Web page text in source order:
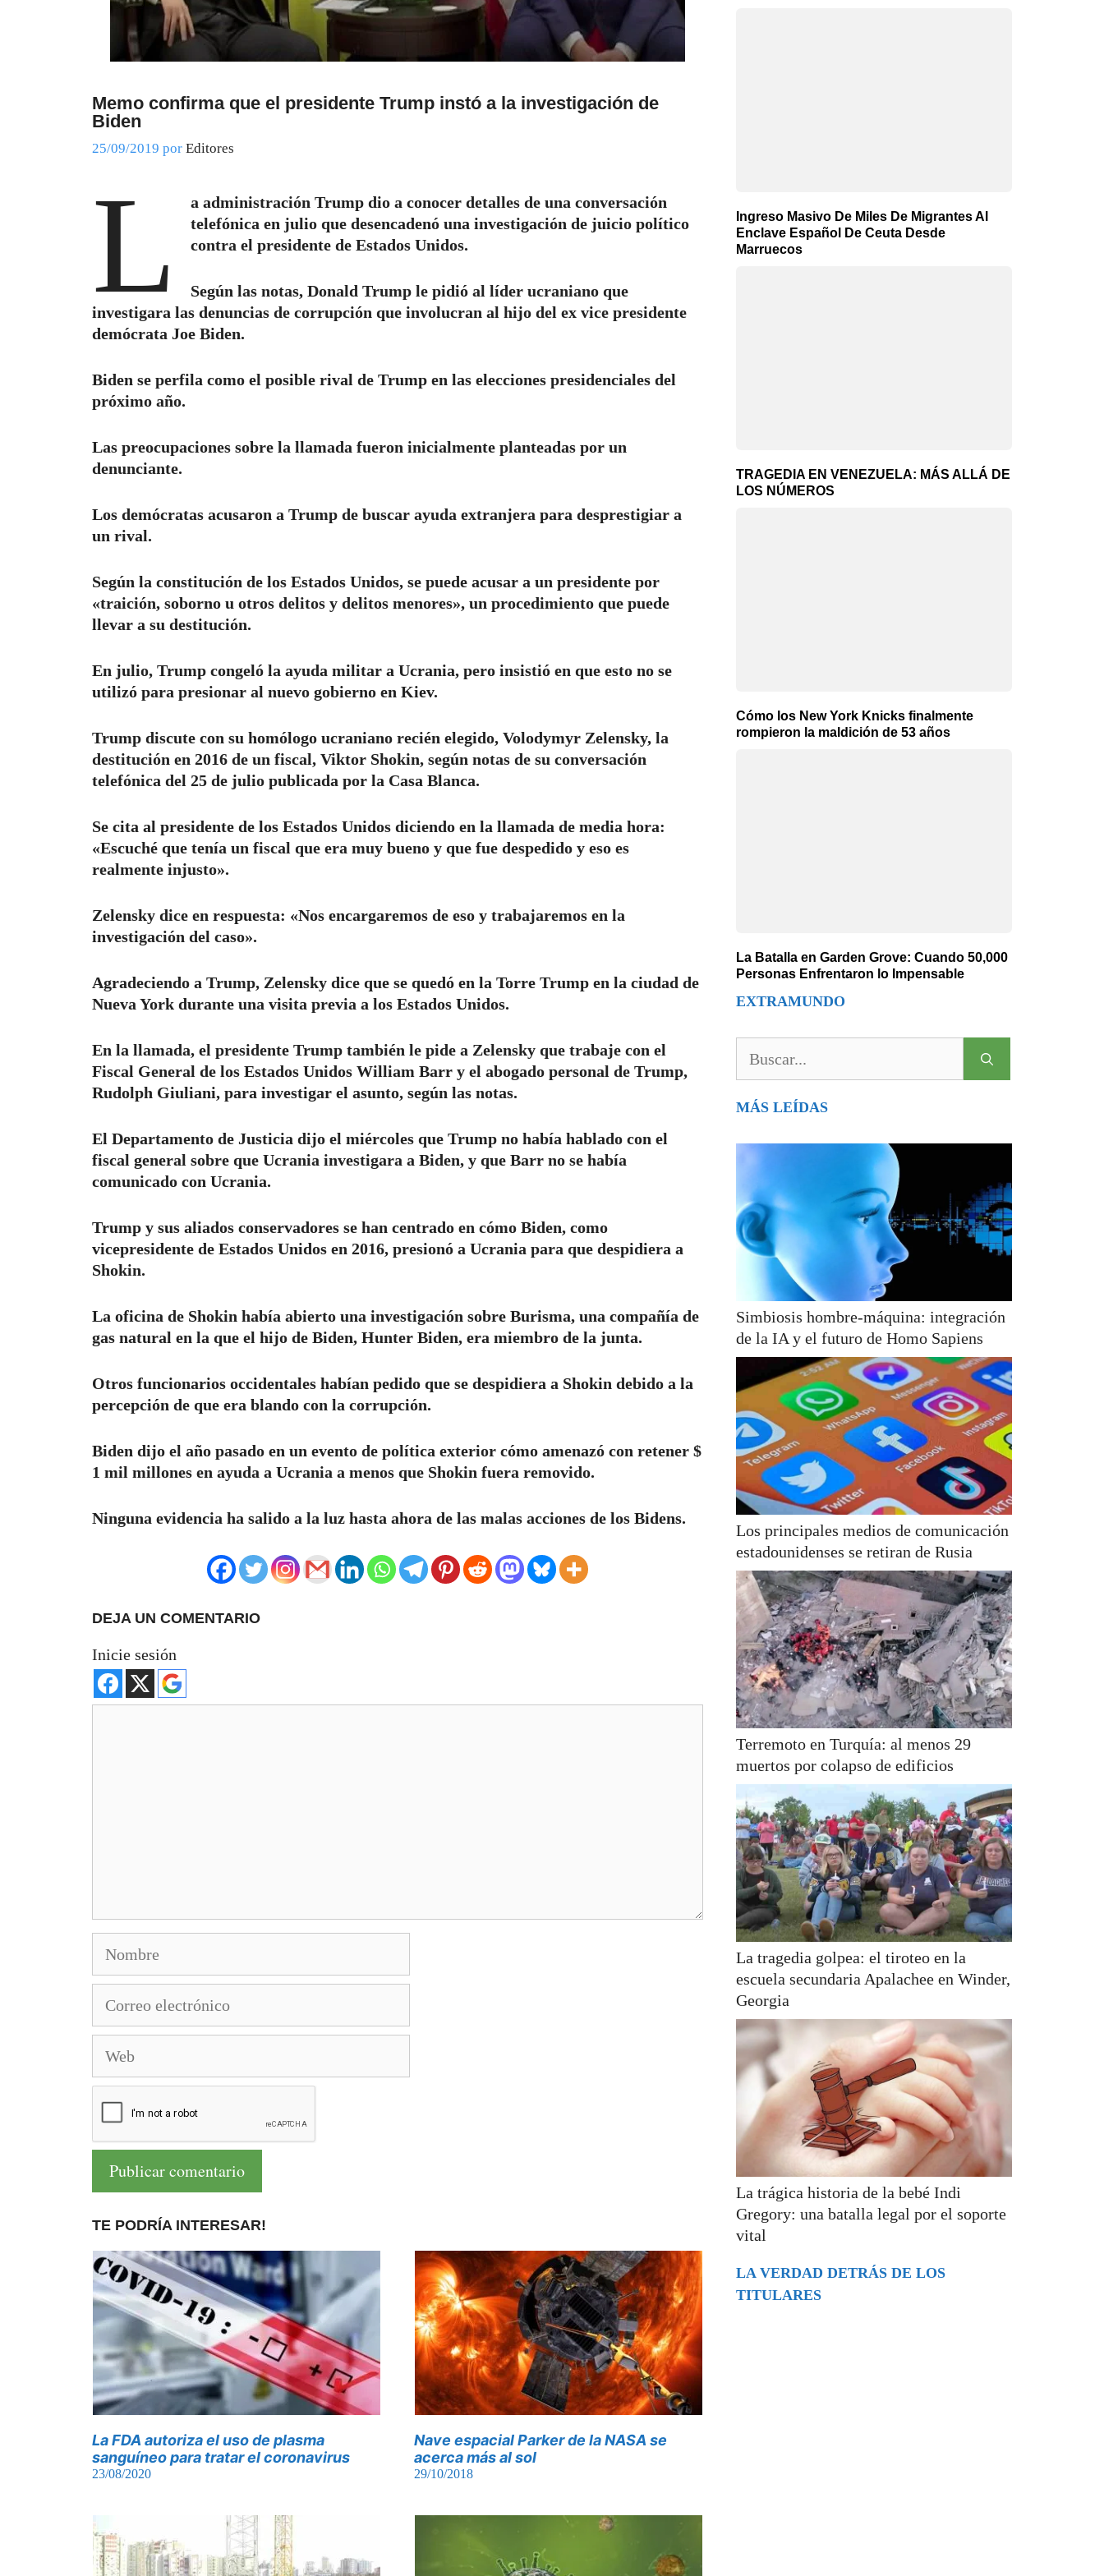
Memo confirma que el presidente Trump instó a la investigación de
Biden
25/09/2019 por Editores
L
a administración Trump dio a conocer detalles de una conversación
telefónica en julio que desencadenó una investigación de juicio político
contra el presidente de Estados Unidos.
Según las notas, Donald Trump le pidió al líder ucraniano que
investigara las denuncias de corrupción que involucran al hijo del ex vice presidente
demócrata Joe Biden.
Biden se perfila como el posible rival de Trump en las elecciones presidenciales del
próximo año.
Las preocupaciones sobre la llamada fueron inicialmente planteadas por un
denunciante.
Los demócratas acusaron a Trump de buscar ayuda extranjera para desprestigiar a
un rival.
Según la constitución de los Estados Unidos, se puede acusar a un presidente por
«traición, soborno u otros delitos y delitos menores», un procedimiento que puede
llevar a su destitución.
En julio, Trump congeló la ayuda militar a Ucrania, pero insistió en que esto no se
utilizó para presionar al nuevo gobierno en Kiev.
Trump discute con su homólogo ucraniano recién elegido, Volodymyr Zelensky, la
destitución en 2016 de un fiscal, Viktor Shokin, según notas de su conversación
telefónica del 25 de julio publicada por la Casa Blanca.
Se cita al presidente de los Estados Unidos diciendo en la llamada de media hora:
«Escuché que tenía un fiscal que era muy bueno y que fue despedido y eso es
realmente injusto».
Zelensky dice en respuesta: «Nos encargaremos de eso y trabajaremos en la
investigación del caso».
Agradeciendo a Trump, Zelensky dice que se quedó en la Torre Trump en la ciudad de
Nueva York durante una visita previa a los Estados Unidos.
En la llamada, el presidente Trump también le pide a Zelensky que trabaje con el
Fiscal General de los Estados Unidos William Barr y el abogado personal de Trump,
Rudolph Giuliani, para investigar el asunto, según las notas.
El Departamento de Justicia dijo el miércoles que Trump no había hablado con el
fiscal general sobre que Ucrania investigara a Biden, y que Barr no se había
comunicado con Ucrania.
Trump y sus aliados conservadores se han centrado en cómo Biden, como
vicepresidente de Estados Unidos en 2016, presionó a Ucrania para que despidiera a
Shokin.
La oficina de Shokin había abierto una investigación sobre Burisma, una compañía de
gas natural en la que el hijo de Biden, Hunter Biden, era miembro de la junta.
Otros funcionarios occidentales habían pedido que se despidiera a Shokin debido a la
percepción de que era blando con la corrupción.
Biden dijo el año pasado en un evento de política exterior cómo amenazó con retener $
1 mil millones en ayuda a Ucrania a menos que Shokin fuera removido.
Ninguna evidencia ha salido a la luz hasta ahora de las malas acciones de los Bidens.
DEJA UN COMENTARIO
Inicie sesión
electrónico
TE PODRÍA INTERESAR!
La FDA autoriza el uso de plasma
sanguíneo para tratar el coronavirus
23/08/2020
Nave espacial Parker de la NASA se
acerca más al sol
29/10/2018
Ingreso Masivo De Miles De Migrantes Al
Enclave Español De Ceuta Desde
Marruecos
TRAGEDIA EN VENEZUELA: MÁS ALLÁ DE
LOS NÚMEROS
Cómo los New York Knicks finalmente
rompieron la maldición de 53 años
La Batalla en Garden Grove: Cuando 50,000
Personas Enfrentaron lo Impensable
EXTRAMUNDO
MÁS LEÍDAS
Simbiosis hombre-máquina: integración
de la IA y el futuro de Homo Sapiens
Los principales medios de comunicación
estadounidenses se retiran de Rusia
Terremoto en Turquía: al menos 29
muertos por colapso de edificios
La tragedia golpea: el tiroteo en la
escuela secundaria Apalachee en Winder,
Georgia
La trágica historia de la bebé Indi
Gregory: una batalla legal por el soporte
vital
LA VERDAD DETRÁS DE LOS
TITULARES